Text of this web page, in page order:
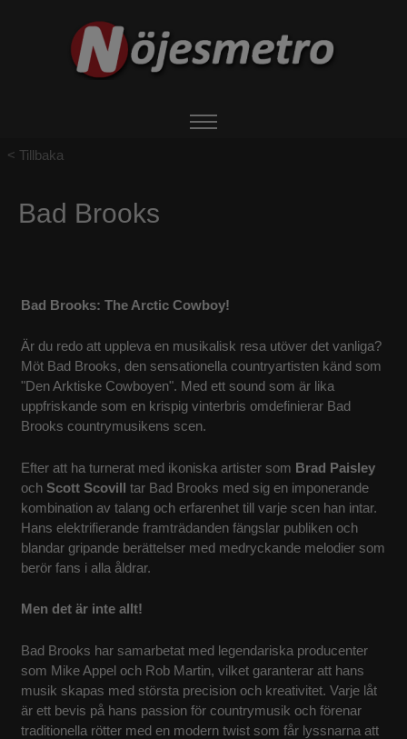
OM NÖJESMETRO
KONTAKT
Tillbaka
Bad Brooks
Bad Brooks: The Arctic Cowboy!
Är du redo att uppleva en musikalisk resa utöver det vanliga?
Möt Bad Brooks, den sensationella countryartisten känd som
"Den Arktiske Cowboyen". Med ett sound som är lika
uppfriskande som en krispig vinterbris omdefinierar Bad
Brooks countrymusikens scen.
Efter att ha turnerat med ikoniska artister som Brad Paisley
och Scott Scovill tar Bad Brooks med sig en imponerande
kombination av talang och erfarenhet till varje scen han intar.
Hans elektrifierande framträdanden fängslar publiken och
blandar gripande berättelser med medryckande melodier som
berör fans i alla åldrar.
Men det är inte allt!
Bad Brooks har samarbetat med legendariska producenter
som Mike Appel och Rob Martin, vilket garanterar att hans
musik skapas med största precision och kreativitet. Varje låt
är ett bevis på hans passion för countrymusik och förenar
traditionella rötter med en modern twist som får lyssnarna att